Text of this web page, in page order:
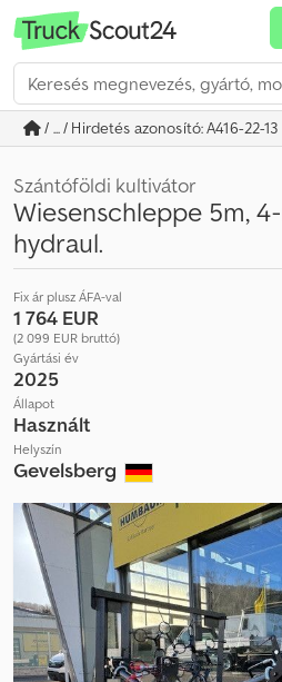
/ ... / Hirdetés azonosító: A416-22-13
Szántóföldi kultivátor
Wiesenschleppe 5m,
hydraul.
Fix ár plusz ÁFA-val
1 764 EUR
(2 099 EUR bruttó)
Gyártási év
2025
Állapot
Használt
Helyszín
Gevelsberg